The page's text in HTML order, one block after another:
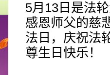
5月13日是法
感恩师父的慈
法日，庆祝法
尊生日快乐！